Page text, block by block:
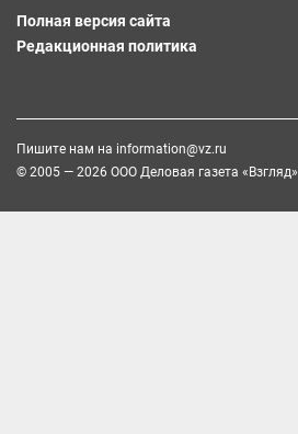
Полная версия сайта
Редакционная политика
Пишите нам на information@vz.ru
© 2005 — 2026 ООО Деловая газета «Взгляд»